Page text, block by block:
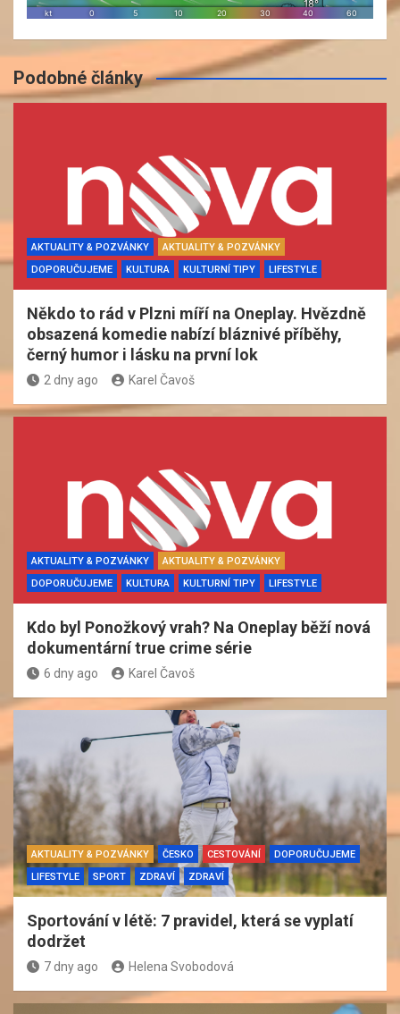
Podobné články
AKTUALITY & POZVÁNKY
AKTUALITY & POZVÁNKY
DOPORUČUJEME
KULTURA KULTURNÍ TIPY LIFESTYLE
Někdo to rád v Plzni míří na Oneplay. Hvězdně
obsazená komedie nabízí bláznivé příběhy,
černý humor i lásku na první lok
2 dny ago Karel Čavoš
AKTUALITY & POZVÁNKY
AKTUALITY & POZVÁNKY
DOPORUČUJEME
KULTURA KULTURNÍ TIPY LIFESTYLE
Kdo byl Ponožkový vrah? Na Oneplay běží nová
dokumentární true crime série
6 dny ago Karel Čavoš
AKTUALITY & POZVÁNKY ČESKO CESTOVÁNÍ
DOPORUČUJEME
LIFESTYLE
SPORT ZDRAVÍ ZDRAVÍ
Sportování v létě: 7 pravidel, která se vyplatí
dodržet
7 dny ago Helena Svobodová